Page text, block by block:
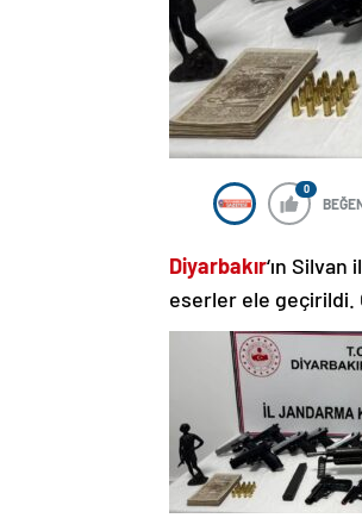
0
Diyarbakır‘ın
eserler ele geçirildi.